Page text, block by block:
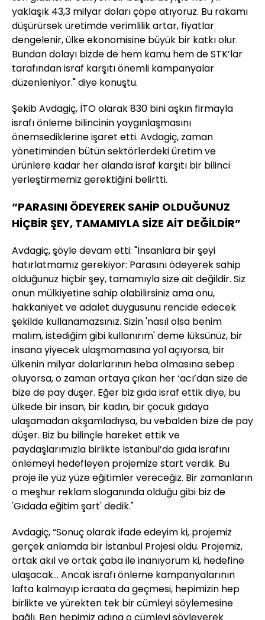
yaklaşık 43,3 milyar doları çöpe atıyoruz. Bu rakamı
düşürürsek üretimde verimlilik artar, fiyatlar
dengelenir, ülke ekonomisine büyük bir katkı olur.
Bundan dolayı bizde de hem kamu hem de STK’lar
tarafından israf karşıtı önemli kampanyalar
düzenleniyor." diye konuştu.
Şekib Avdagiç, İTO olarak 830 bini aşkın firmayla
israfı önleme bilincinin yaygınlaşmasını
önemsediklerine işaret etti. Avdagiç, zaman
yönetiminden bütün sektörlerdeki üretim ve
ürünlere kadar her alanda israf karşıtı bir bilinci
yerleştirmemiz gerektiğini belirtti.
“PARASINI ÖDEYEREK SAHİP OLDUĞUNUZ
HİÇBİR ŞEY, TAMAMIYLA SİZE AİT DEĞİLDİR”
Avdagiç, şöyle devam etti: "İnsanlara bir şeyi
hatırlatmamız gerekiyor: Parasını ödeyerek sahip
olduğunuz hiçbir şey, tamamıyla size ait değildir. Siz
onun mülkiyetine sahip olabilirsiniz ama onu,
hakkaniyet ve adalet duygusunu rencide edecek
şekilde kullanamazsınız. Sizin 'nasıl olsa benim
malım, istediğim gibi kullanırım' deme lüksünüz, bir
insana yiyecek ulaşmamasına yol açıyorsa, bir
ülkenin milyar dolarlarının heba olmasına sebep
oluyorsa, o zaman ortaya çıkan her ‘acı’dan size de
bize de pay düşer. Eğer biz gıda israf ettik diye, bu
ülkede bir insan, bir kadın, bir çocuk gıdaya
ulaşamadan akşamladıysa, bu vebalden bize de pay
düşer. Biz bu bilinçle hareket ettik ve
paydaşlarımızla birlikte İstanbul’da gıda israfını
önlemeyi hedefleyen projemize start verdik. Bu
proje ile yüz yüze eğitimler vereceğiz. Bir zamanların
o meşhur reklam sloganında olduğu gibi biz de
'Gıdada eğitim şart' dedik."
Avdagiç, “Sonuç olarak ifade edeyim ki, projemiz
gerçek anlamda bir İstanbul Projesi oldu. Projemiz,
ortak akıl ve ortak çaba ile inanıyorum ki, hedefine
ulaşacak… Ancak israfı önleme kampanyalarının
lafta kalmayıp icraata da geçmesi, hepimizin hep
birlikte ve yürekten tek bir cümleyi söylemesine